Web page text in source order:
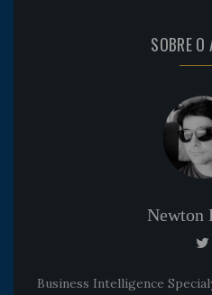
SOBRE O
Newton
Business Intelligence